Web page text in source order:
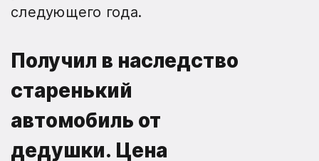
следующего года.
Получил в наследство
старенький
автомобиль от
дедушки. Цена